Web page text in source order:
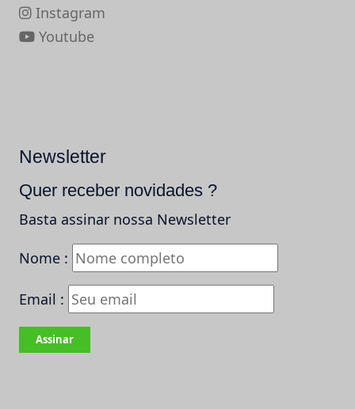
Instagram
Youtube
Newsletter
Quer receber novidades ?
Basta assinar nossa Newsletter
Nome :
Email :